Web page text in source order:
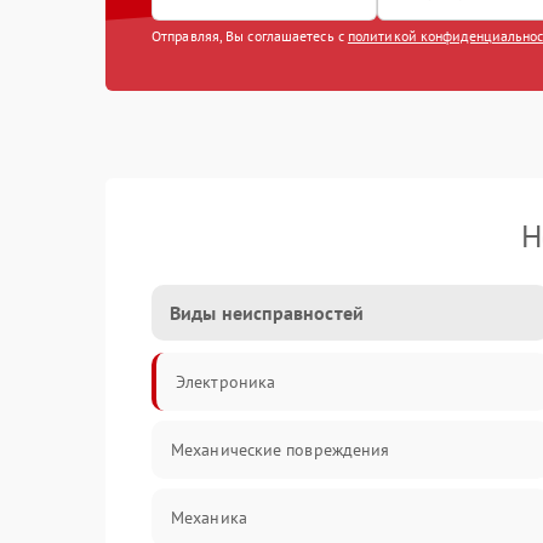
Отправляя, Вы соглашаетесь с политикой
Виды неисправностей
Электроника
Механические повреждения
Механика